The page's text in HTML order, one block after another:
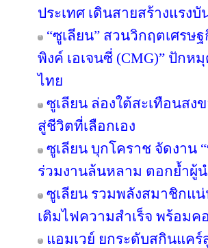
ประเทศ เดินสายสร้างแรง
“ซูเลียน” สวนวิกฤตเศรษ
พิงค์ เอเจนซี่ (CMG)” ปัก
ไทย
ซูเลียน ล่องใต้สะเทือนส
สู่ชีวิตที่เลือกเอง
ซูเลียน บุกโคราช จัดงาน
ร่วมงานล้นหลาม ตอกย้ำผู้
ซูเลียน รวมพลังสมาชิกแ
เติมไฟความสำเร็จ พร้อม
แอมเวย์ ยกระดับสกินแคร์